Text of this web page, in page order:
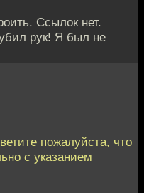
Ссылок нет.
рук! Я был не
пожалуйста, что
с указанием